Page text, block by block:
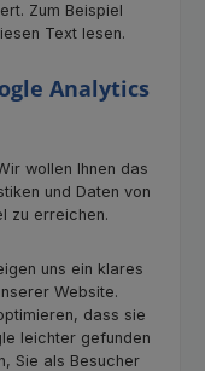
Zum Beispiel
Text lesen.
Analytics
wollen Ihnen das
und Daten von
zu erreichen.
uns ein klares
Website.
dass sie
leichter gefunden
Sie als Besucher